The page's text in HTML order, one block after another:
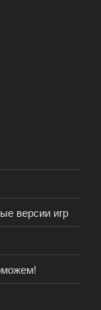
версии игр